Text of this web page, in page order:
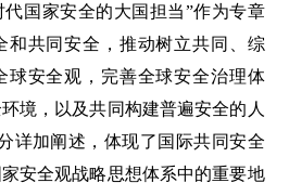
国家安全的大国担当”作为专章
和共同安全，推动树立共同、综
球安全观，完善全球安全治理体
境，以及共同构建普遍安全的人
详加阐述，体现了国际共同安全
安全观战略思想体系中的重要地